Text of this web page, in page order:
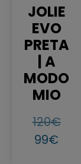
JOLIE
EVO
PRETA
| A
MODO
MIO
120€
99€